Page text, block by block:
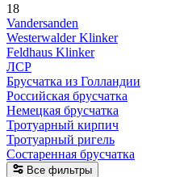
18
Vandersanden
Westerwalder Klinker
Feldhaus Klinker
ЛСР
Брусчатка из Голландии
Российская брусчатка
Немецкая брусчатка
Тротуарный кирпич
Тротуарный ригель
Состаренная брусчатка
Все фильтры